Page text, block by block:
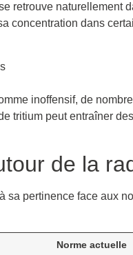
retrouve naturellement
concentration dans
inoffensif, de
tritium peut entraîner des
de la
sa pertinence face aux
Norme actuelle